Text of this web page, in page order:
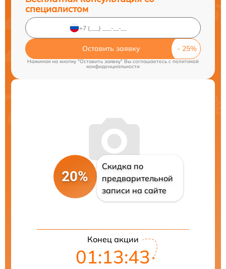
специалистом
Оставить заявку
Нажимая на кнопку "Оставить заявку" Вы соглашаетесь c политикой
конфиденциальности
20%
Скидка по
предварительной
записи на сайте
Конец акции
01:13:43